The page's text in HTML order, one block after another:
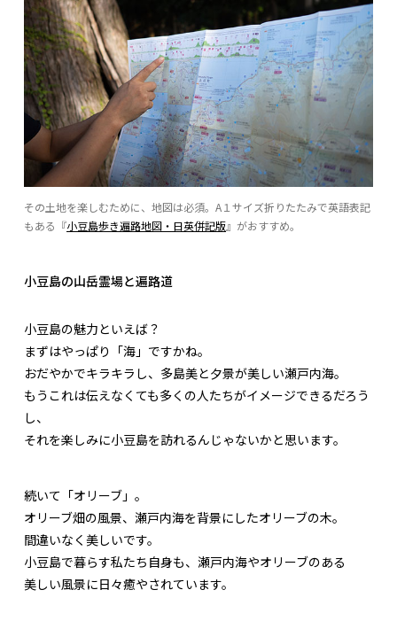
その土地を楽しむために、地図は必須。A１サイズ折りたたみで英語表記
もある『小豆島歩き遍路地図・日英併記版』がおすすめ。
小豆島の山岳霊場と遍路道
小豆島の魅力といえば？
まずはやっぱり「海」ですかね。
おだやかでキラキラし、多島美と夕景が美しい瀬戸内海。
もうこれは伝えなくても多くの人たちがイメージできるだろう
し、
それを楽しみに小豆島を訪れるんじゃないかと思います。
続いて「オリーブ」。
オリーブ畑の風景、瀬戸内海を背景にしたオリーブの木。
間違いなく美しいです。
小豆島で暮らす私たち自身も、瀬戸内海やオリーブのある
美しい風景に日々癒やされています。